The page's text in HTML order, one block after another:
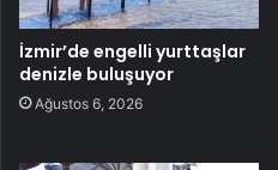
İzmir’de engelli yurttaşlar
denizle buluşuyor
Ağustos 6, 2026